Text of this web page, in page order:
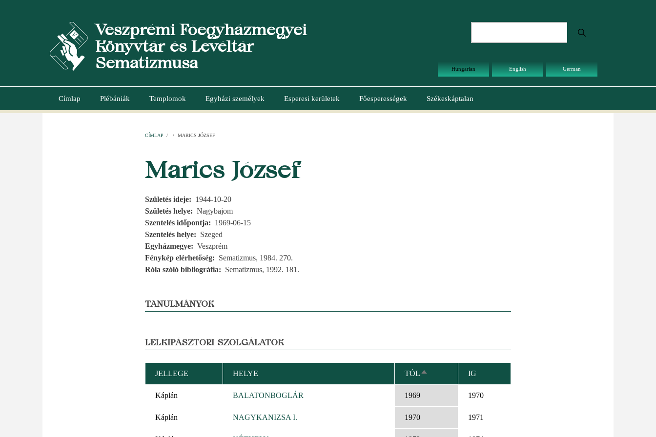
Veszprémi Főegyházmegyei
Könyvtár és Levéltár
Sematizmusa
Hungarian English German
Main
Címlap Plébániák Templomok Egyházi személyek Esperesi kerületek Főesperességek Székeskáptalan
CÍMLAP / / MARICS JÓZSEF
Marics József
Születés ideje
1944-10-20
Születés helye
Nagybajom
Szentelés időpontja
1969-06-15
Szentelés helye
Szeged
Egyházmegye
Veszprém
Fénykép elérhetőség
Sematizmus, 1984. 270.
Róla szóló bibliográfia
Sematizmus, 1992. 181.
TANULMÁNYOK
LELKIPÁSZTORI SZOLGÁLATOK
JELLEGE HELYE TÓLCSÖKKENŐ
RENDEZÉS
IG
Káplán BALATONBOGLÁR 1969 1970
Káplán NAGYKANIZSA I. 1970 1971